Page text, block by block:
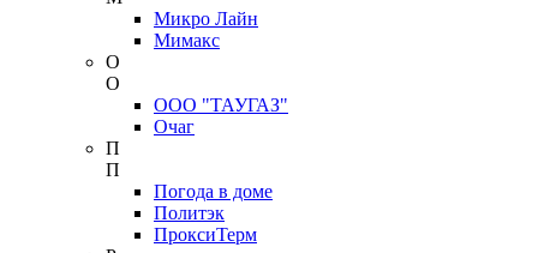
Микро Лайн
Мимакс
О
О
ООО "ТАУГАЗ"
Очаг
П
П
Погода в доме
Политэк
ПроксиТерм